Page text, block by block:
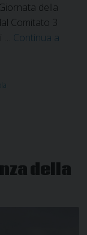
della
Comitato 3
… Continua a
della